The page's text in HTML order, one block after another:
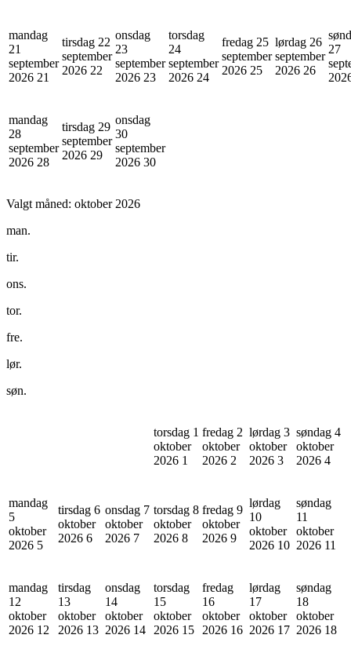
mandag
21
september
2026 21
tirsdag 22
september
2026 22
onsdag
23
september
2026 23
torsdag
24
september
2026 24
fredag 25
september
2026 25
lørdag 26
september
2026 26
27
mandag
28
september
2026 28
tirsdag 29
september
2026 29
onsdag
30
september
2026 30
Valgt måned: oktober 2026
man.
tir.
ons.
tor.
fre.
lør.
søn.
torsdag 1
oktober
2026 1
fredag 2
oktober
2026 2
lørdag 3
oktober
2026 3
søndag 4
oktober
2026 4
mandag
5
oktober
2026 5
tirsdag 6
oktober
2026 6
onsdag 7
oktober
2026 7
torsdag 8
oktober
2026 8
fredag 9
oktober
2026 9
lørdag
10
oktober
2026 10
søndag
11
oktober
2026 11
mandag
12
oktober
2026 12
tirsdag
13
oktober
2026 13
onsdag
14
oktober
2026 14
torsdag
15
oktober
2026 15
fredag
16
oktober
2026 16
lørdag
17
oktober
2026 17
søndag
18
oktober
2026 18